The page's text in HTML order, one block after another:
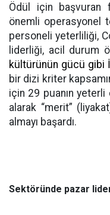
Ödül için başvuran
önemli operasyonel
personeli yeterliliği,
liderliği, acil durum
kültürünün gücü gibi
bir dizi kriter
için 29 puanın yeterli
alarak “merit”
almayı başardı.
Sektöründe pazar